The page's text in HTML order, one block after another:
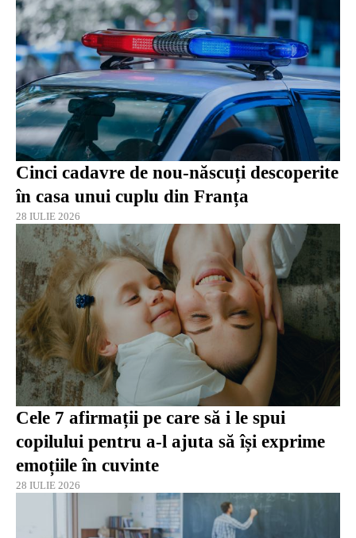
Cinci cadavre de nou-născuți descoperite
în casa unui cuplu din Franța
28 IULIE 2026
Cele 7 afirmații pe care să i le spui
copilului pentru a-l ajuta să își exprime
emoțiile în cuvinte
28 IULIE 2026